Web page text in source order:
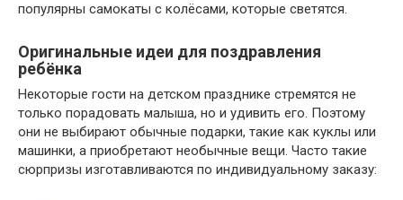
популярны самокаты с колёсами, которые светятся.
Оригинальные идеи для поздравления
ребёнка
Некоторые гости на детском празднике стремятся не
только порадовать малыша, но и удивить его. Поэтому
они не выбирают обычные подарки, такие как куклы или
машинки, а приобретают необычные вещи. Часто такие
сюрпризы изготавливаются по индивидуальному заказу: